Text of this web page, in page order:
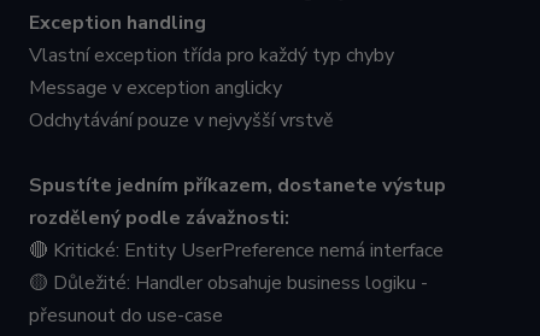
Exception handling
Vlastní exception třída pro každý typ chyby
Message v exception anglicky
Odchytávání pouze v nejvyšší vrstvě
Spustíte jedním příkazem, dostanete výstup
rozdělený podle závažnosti:
🔴 Kritické: Entity UserPreference nemá interface
🟡 Důležité: Handler obsahuje business logiku -
přesunout do use-case